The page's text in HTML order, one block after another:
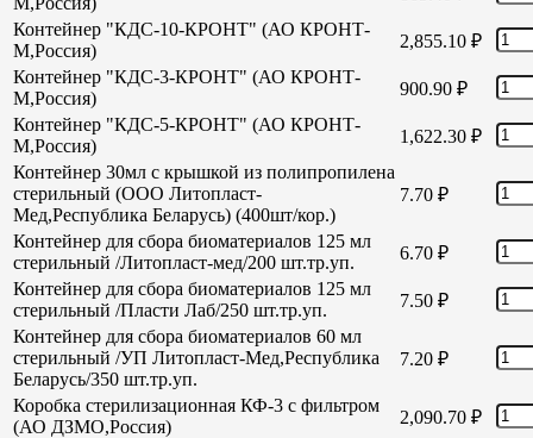
Контейнер "КДС-10-КРОНТ" (АО КРОНТ-
М,Россия)
2,855.10 ₽
Контейнер "КДС-3-КРОНТ" (АО КРОНТ-
М,Россия)
900.90 ₽
Контейнер "КДС-5-КРОНТ" (АО КРОНТ-
М,Россия)
1,622.30 ₽
Контейнер 30мл с крышкой из полипропилена
стерильный (ООО Литопласт-
Мед,Республика Беларусь) (400шт/кор.)
7.70 ₽
Контейнер для сбора биоматериалов 125 мл
стерильный /Литопласт-мед/200 шт.тр.уп.
6.70 ₽
Контейнер для сбора биоматериалов 125 мл
стерильный /Пласти Лаб/250 шт.тр.уп.
7.50 ₽
Контейнер для сбора биоматериалов 60 мл
стерильный /УП Литопласт-Мед,Республика
Беларусь/350 шт.тр.уп.
7.20 ₽
Коробка стерилизационная КФ-3 с фильтром
(АО ДЗМО,Россия)
2,090.70 ₽